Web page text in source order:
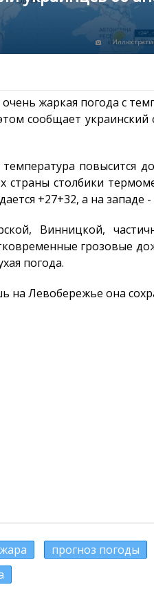
жаркая погода с
сообщает украинский
повысится
страны столбики
+27+32, а на западе -
Винницкой,
грозовые
погода.
на Левобережье она
прогноз погоды